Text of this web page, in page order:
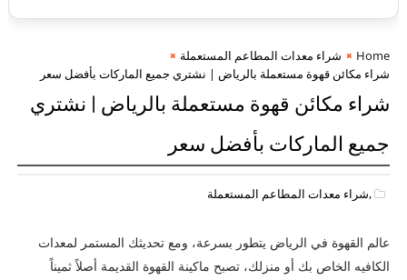
Home
شراء معدات المطاعم المستعملة
شراء مكائن قهوة مستعملة بالرياض | نشتري جميع الماركات بأفضل سعر
شراء مكائن قهوة مستعملة بالرياض | نشتري
جميع الماركات بأفضل سعر
,شراء معدات المطاعم المستعملة
عالم القهوة في الرياض يتطور بسرعة، ومع تحديثك المستمر لمعدات
الكافيه الخاص بك أو منزلك، تصبح ماكينة القهوة القديمة أصلاً ثميناً